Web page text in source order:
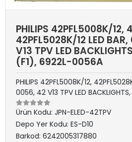
PHILIPS 42PFL5008K/12,
42PFL5028K/12 LED
V13 TPV LED
(F1), 6922L-0056A
PHILIPS 42PFL5008K/12,
0056, 42 V13 TPV LED
Ürün Kodu: JPN-ELED-42TPV
Depo Yer Kodu: ES-D10
Barkod: 6242005317880